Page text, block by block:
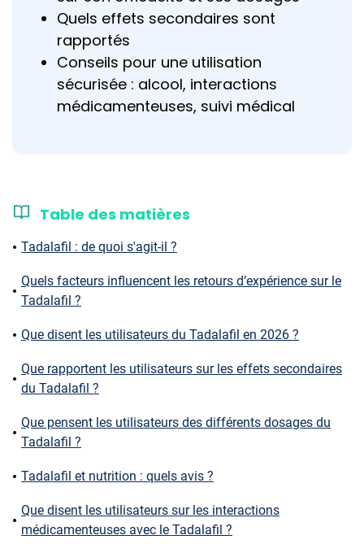
Quels effets secondaires sont
rapportés
Conseils pour une utilisation
sécurisée : alcool, interactions
médicamenteuses, suivi médical
Table des matières
Tadalafil : de quoi s'agit-il ?
Quels facteurs influencent les retours d’expérience sur le
Tadalafil ?
Que disent les utilisateurs du Tadalafil en 2026 ?
Que rapportent les utilisateurs sur les effets secondaires
du Tadalafil ?
Que pensent les utilisateurs des différents dosages du
Tadalafil ?
Tadalafil et nutrition : quels avis ?
Que disent les utilisateurs sur les interactions
médicamenteuses avec le Tadalafil ?